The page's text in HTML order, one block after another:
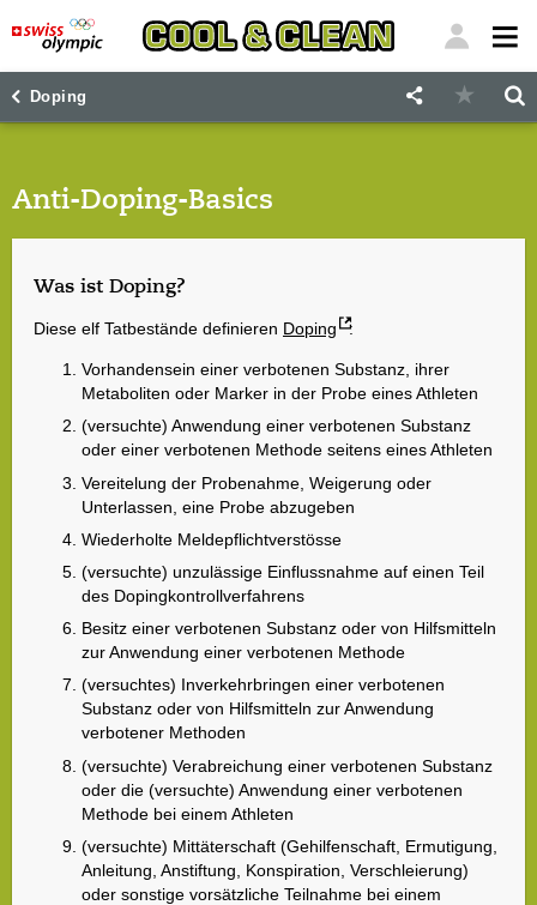
Doping
Anti-Doping-Basics
Was ist Doping?
Diese elf Tatbestände definieren Doping :
Vorhandensein einer verbotenen Substanz, ihrer
Metaboliten oder Marker in der Probe eines Athleten
(versuchte) Anwendung einer verbotenen Substanz
oder einer verbotenen Methode seitens eines Athleten
Vereitelung der Probenahme, Weigerung oder
Unterlassen, eine Probe abzugeben
Wiederholte Meldepflichtverstösse
(versuchte) unzulässige Einflussnahme auf einen Teil
des Dopingkontrollverfahrens
Besitz einer verbotenen Substanz oder von Hilfsmitteln
zur Anwendung einer verbotenen Methode
(versuchtes) Inverkehrbringen einer verbotenen
Substanz oder von Hilfsmitteln zur Anwendung
verbotener Methoden
(versuchte) Verabreichung einer verbotenen Substanz
oder die (versuchte) Anwendung einer verbotenen
Methode bei einem Athleten
(versuchte) Mittäterschaft (Gehilfenschaft, Ermutigung,
Anleitung, Anstiftung, Konspiration, Verschleierung)
oder sonstige vorsätzliche Teilnahme bei einem